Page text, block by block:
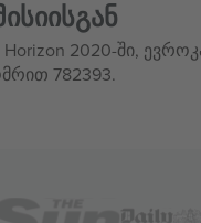
2020-ში,
782393.